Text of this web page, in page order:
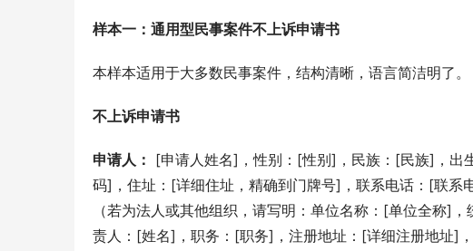
样本一：通用型民事案件不上诉申请书
本样本适用于大多数民事案件，结构清晰，语言简洁明了。
不上诉申请书
申请人：
[申请人姓名]，性别：[性别]，民族：[民族]，出
码]，住址：[详细住址，精确到门牌号]，联系电话：[联系
（若为法人或其他组织，请写明：单位名称：[单位全称]
责人：[姓名]，职务：[职务]，注册地址：[详细注册地址]